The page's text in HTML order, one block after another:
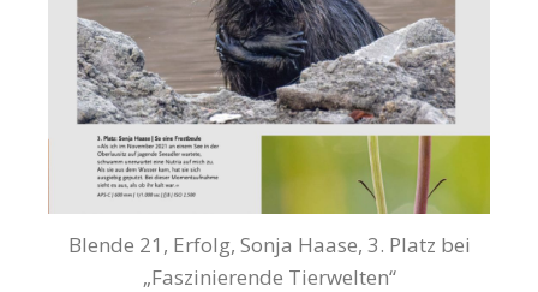
Blende 21, Erfolg, Sonja Haase, 3. Platz bei
„Faszinierende Tierwelten“